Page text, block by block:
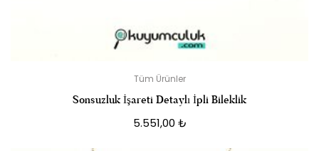
Tüm Ürünler
Sonsuzluk İşareti Detaylı İpli Bileklik
5.551,00 ₺